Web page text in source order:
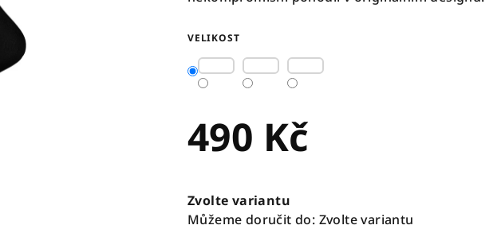
VELIKOST
490 Kč
cena:
Zvolte variantu
Můžeme doručit do: Zvolte variantu